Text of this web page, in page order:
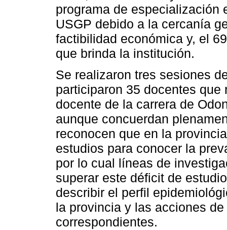
programa de especialización
USGP debido a la cercanía
factibilidad económica y, el
que brinda la institución.
Se realizaron tres sesiones
participaron 35 docentes
docente de la carrera de
aunque concuerdan
reconocen que en la
estudios para conocer la
por lo cual líneas de
superar este déficit de
describir el perfil
la provincia y las acciones
correspondientes.